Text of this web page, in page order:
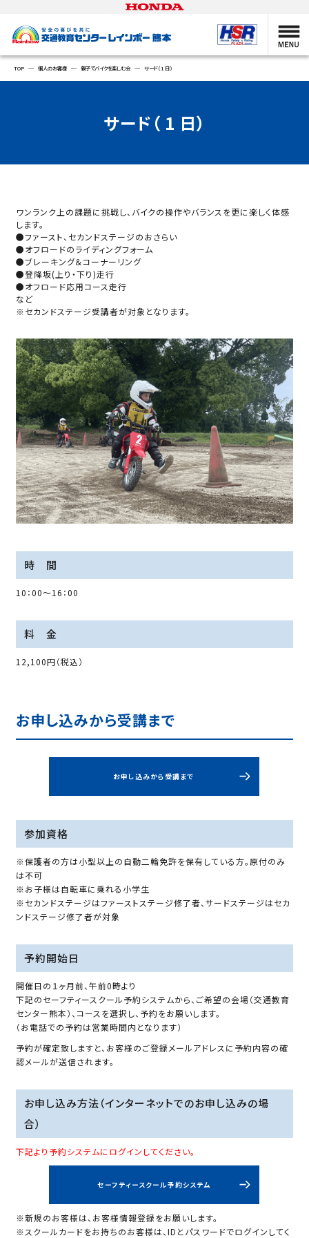
TOP 個人のお客様 親子でバイクを楽しむ会 サード（ 1 日）
サード（ 1 日）
ワンランク上の課題に挑戦し、バイクの操作やバランスを更に楽しく体感
します。
●ファースト、セカンドステージのおさらい
●オフロードのライディングフォーム
●ブレーキング＆コーナーリング
●登降坂(上り・下り)走行
●オフロード応用コース走行
など
※セカンドステージ受講者が対象となります。
時 間
10：00～16：00
料 金
12,100円（税込）
お申し込みから受講まで
お申し込みから受講まで
参加資格
※保護者の方は小型以上の自動二輪免許を保有している方。原付のみ
は不可
※お子様は自転車に乗れる小学生
※セカンドステージはファーストステージ修了者、サードステージはセカ
ンドステージ修了者が対象
予約開始日
開催日の１ヶ月前、午前0時より
下記のセーフティースクール予約システムから、ご希望の会場（交通教育
センター熊本）、コースを選択し、予約をお願いします。
（お電話での予約は営業時間内となります）
予約が確定致しますと、お客様のご登録メールアドレスに予約内容の確
認メールが送信されます。
お申し込み方法（インターネットでのお申し込みの場
合）
下記より予約システムにログインしてください。
セーフティースクール予約システム
※新規のお客様は、お客様情報登録をお願いします。
※スクールカードをお持ちのお客様は、IDとパスワードでログインしてく